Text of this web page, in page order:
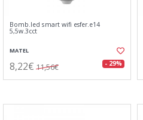
Bomb.led smart wifi esfer.e14
5,5w.3cct
MATEL
8,22€ 11,56€ - 29%